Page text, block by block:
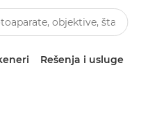
Rešenja i usluge